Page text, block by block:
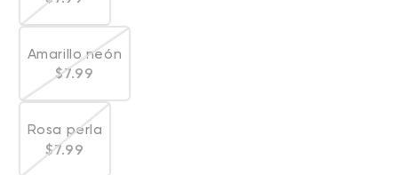
Amarillo neón
Variante agotada o no disponible
Precio habitual
$7.99
Rosa perla
Variante agotada o no disponible
Precio habitual
$7.99